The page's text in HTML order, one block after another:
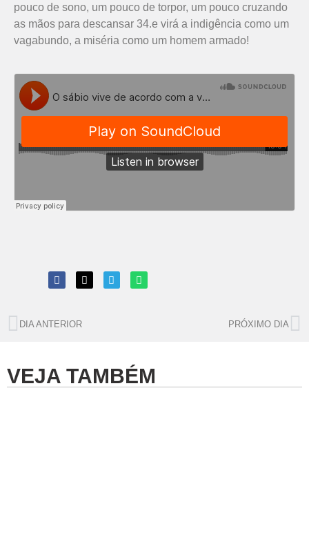
pouco de sono, um pouco de torpor, um pouco cruzando
as mãos para descansar 34.e virá a indigência como um
vagabundo, a miséria como um homem armado!
DIA ANTERIOR PRÓXIMO DIA
VEJA TAMBÉM